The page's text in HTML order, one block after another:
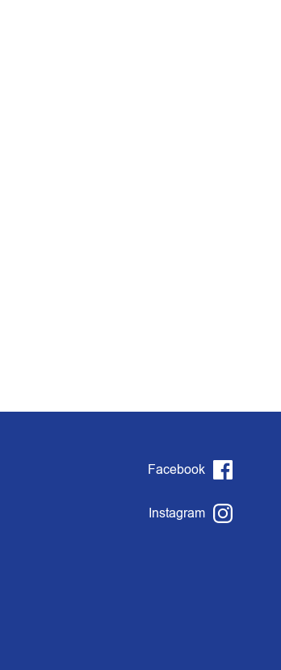
Facebook
Instagram